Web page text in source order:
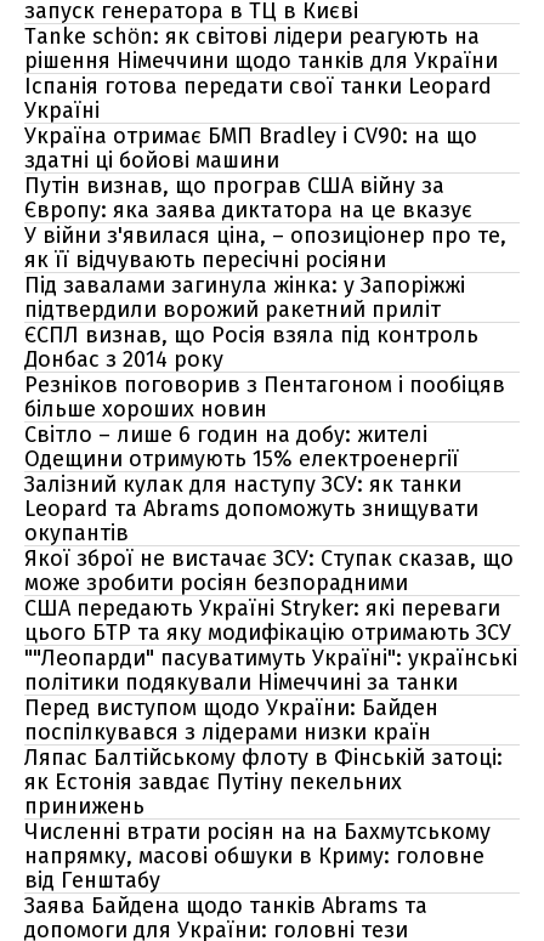
запуск генератора в ТЦ в Києві
Tanke schön: як світові лідери реагують на
рішення Німеччини щодо танків для України
Іспанія готова передати свої танки Leopard
Україні
Україна отримає БМП Bradley і CV90: на що
здатні ці бойові машини
Путін визнав, що програв США війну за
Європу: яка заява диктатора на це вказує
У війни з'явилася ціна, – опозиціонер про те,
як її відчувають пересічні росіяни
Під завалами загинула жінка: у Запоріжжі
підтвердили ворожий ракетний приліт
ЄСПЛ визнав, що Росія взяла під контроль
Донбас з 2014 року
Резніков поговорив з Пентагоном і пообіцяв
більше хороших новин
Світло – лише 6 годин на добу: жителі
Одещини отримують 15% електроенергії
Залізний кулак для наступу ЗСУ: як танки
Leopard та Abrams допоможуть знищувати
окупантів
Якої зброї не вистачає ЗСУ: Ступак сказав, що
може зробити росіян безпорадними
США передають Україні Stryker: які переваги
цього БТР та яку модифікацію отримають ЗСУ
""Леопарди" пасуватимуть Україні": українські
політики подякували Німеччині за танки
Перед виступом щодо України: Байден
поспілкувався з лідерами низки країн
Ляпас Балтійському флоту в Фінській затоці:
як Естонія завдає Путіну пекельних
принижень
Численні втрати росіян на на Бахмутському
напрямку, масові обшуки в Криму: головне
від Генштабу
Заява Байдена щодо танків Abrams та
допомоги для України: головні тези